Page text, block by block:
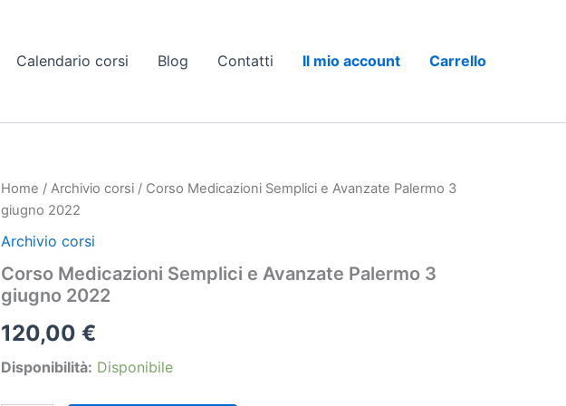
Calendario corsi Blog Contatti Il mio account Carrello
Home / Archivio corsi / Corso Medicazioni Semplici e Avanzate Palermo 3
giugno 2022
Archivio corsi
Corso Medicazioni Semplici e Avanzate Palermo 3
giugno 2022
120,00 €
Disponibilità: Disponibile